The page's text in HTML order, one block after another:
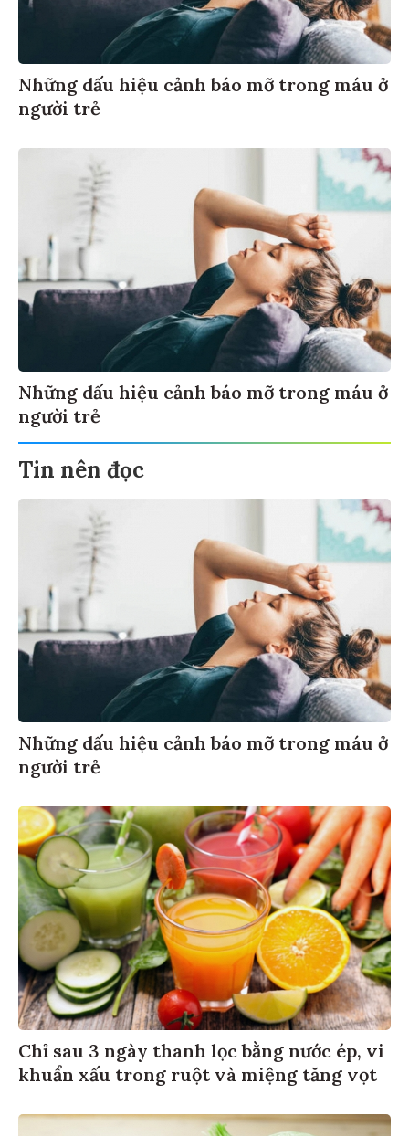
Những dấu hiệu cảnh báo mỡ trong máu ở
người trẻ
Những dấu hiệu cảnh báo mỡ trong máu ở
người trẻ
Tin nên đọc
Những dấu hiệu cảnh báo mỡ trong máu ở
người trẻ
Chỉ sau 3 ngày thanh lọc bằng nước ép, vi
khuẩn xấu trong ruột và miệng tăng vọt